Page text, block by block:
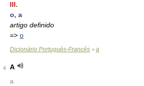
III.
o, a
artigo definido
=> o
Dicionário Português-Francês > a
4
A
a